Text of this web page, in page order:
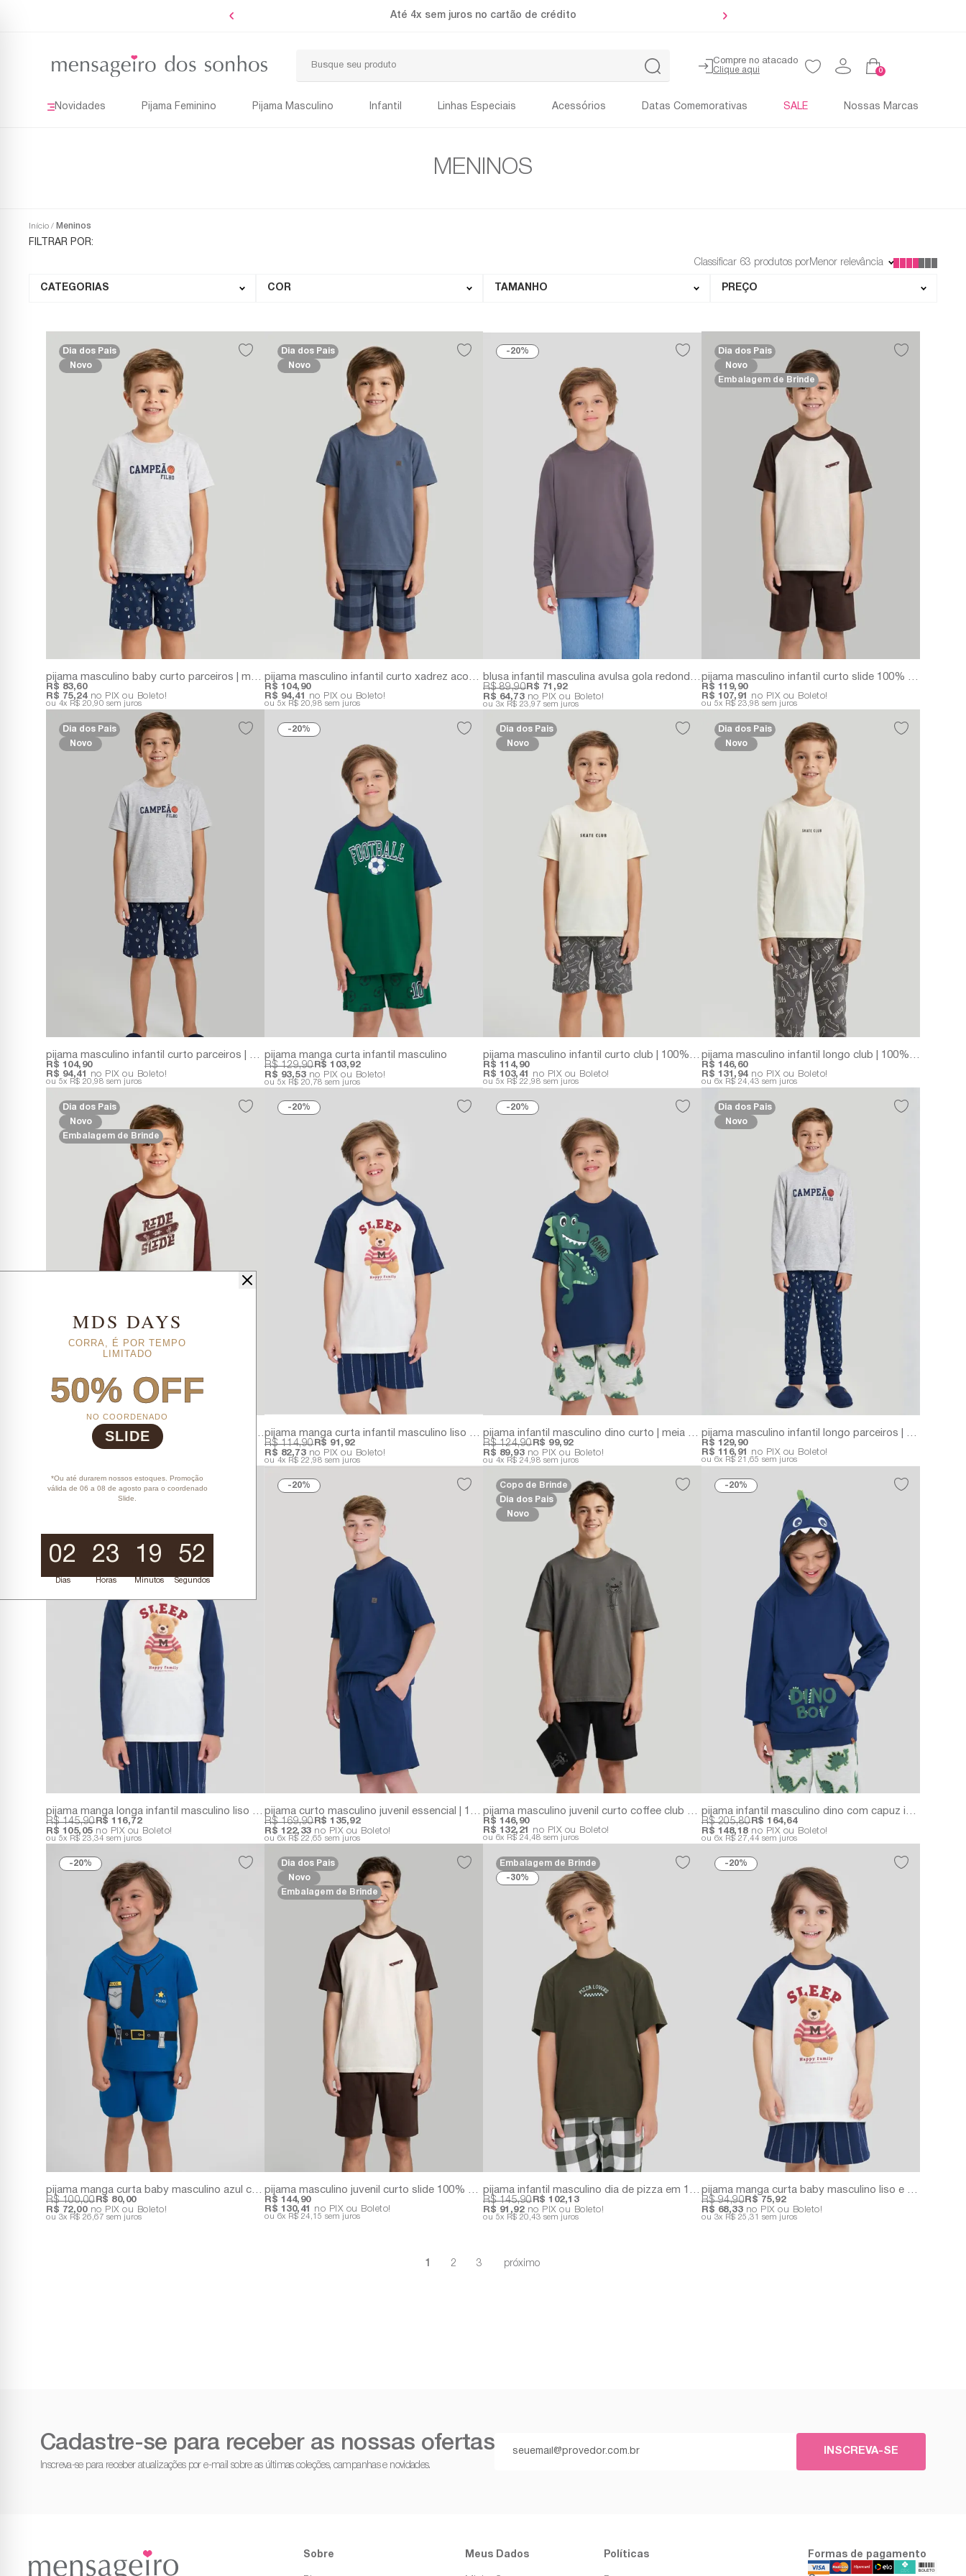
Até 4x sem juros no cartão de crédito
Compre no atacado
0
Novidades Pijama Feminino Pijama Masculino Infantil Linhas Especiais Acessórios Datas Comemorativas SALE Nossas Marcas
MENINOS
Início Meninos
Classificar 63 produtos porMenor relevância
CATEGORIAS COR TAMANHO PREÇO
Dia dos Pais
Novo
pijama masculino baby curto parceiros | meia malha com estampa exclusiva
R$ 75,24no PIX ou Boleto!
R$ 83,60
4x R$ 20,90 sem juros
Dia dos Pais
Novo
pijama masculino infantil curto xadrez aconchego | 100% algodão
R$ 94,41 no PIX ou Boleto!
R$ 104,90
5x R$ 20,98 sem juros
20%
blusa infantil masculina avulsa gola redonda aquece coração | malha peluciada
R$ 64,73no PIX ou Boleto!
R$ 89,90 R$ 71,92
3x R$ 23,97 sem juros
Dia dos Pais
Novo
Embalagem de Brinde
pijama masculino infantil curto slide 100% algodão | acompanha embalagem personalizada
R$ 107,91 no PIX ou Boleto!
R$ 119,90
5x R$ 23,98 sem juros
Dia dos Pais
Novo
pijama masculino infantil curto parceiros | meia malha com estampa exclusiva
R$ 94,41 no PIX ou Boleto!
R$ 104,90
5x R$ 20,98 sem juros
20%
pijama manga curta infantil masculino
R$ 93,53no PIX ou Boleto!
R$ 129,90R$ 103,92
5x R$ 20,78 sem juros
Dia dos Pais
Novo
pijama masculino infantil curto club | 100% algodão com estampa exclusiva
R$ 103,41 no PIX ou Boleto!
R$ 114,90
5x R$ 22,98 sem juros
Dia dos Pais
Novo
pijama masculino infantil longo club | 100% algodão com estampa exclusiva
R$ 131,94no PIX ou Boleto!
R$ 146,60
6x R$ 24,43 sem juros
Dia dos Pais
Novo
Embalagem de Brinde
pijama masculino infantil longo slide 100% algodão | acompanha embalagem personalizada
20%
pijama manga curta infantil masculino liso e estampado
R$ 82,73no PIX ou Boleto!
R$ 114,90R$ 91,92
4x R$ 22,98 sem juros
20%
pijama infantil masculino dino curto | meia malha
R$ 89,93no PIX ou Boleto!
R$ 124,90R$ 99,92
4x R$ 24,98 sem juros
Dia dos Pais
Novo
pijama masculino infantil longo parceiros | meia malha com estampa exclusiva
R$ 116,91 no PIX ou Boleto!
R$ 129,90
6x R$ 21,65 sem juros
20%
pijama manga longa infantil masculino liso e estampado
R$ 105,05no PIX ou Boleto!
R$ 145,90R$ 116,72
5x R$ 23,34 sem juros
20%
pijama curto masculino juvenil essencial | 100% algodão
R$ 122,33no PIX ou Boleto!
R$ 169,90R$ 135,92
6x R$ 22,65 sem juros
Copo de Brinde
Dia dos Pais
Novo
pijama masculino juvenil curto coffee club em 100% algodão | acompanha copo para café personalizado
R$ 132,21 no PIX ou Boleto!
R$ 146,90
6x R$ 24,48 sem juros
20%
pijama infantil masculino dino com capuz interativo | moletinho e meia malha
R$ 148,18no PIX ou Boleto!
R$ 205,80R$ 164,64
6x R$ 27,44 sem juros
20%
R$ 72,00no PIX ou Boleto!
R$ 100,00R$ 80,00
3x R$ 26,67 sem juros
Dia dos Pais
Novo
Embalagem de Brinde
R$ 130,41 no PIX ou Boleto!
R$ 144,90
6x R$ 24,15 sem juros
30%
Embalagem de Brinde
R$ 91,92no PIX ou Boleto!
R$ 145,90R$ 102,13
5x R$ 20,43 sem juros
20%
R$ 68,33no PIX ou Boleto!
R$ 94,90 R$ 75,92
3x R$ 25,31 sem juros
1 2 3
Cadastre-se para receber as nossas ofertas
Inscreva-se para receber atualizações por e-mail sobre as últimas coleções, campanhas e novidades.
INSCREVA-SE
Sobre Meus Dados Políticas Formas de pagamento
MDS DAYS
CORRA, É POR TEMPO
LIMITADO
50% OFF
NO COORDENADO
SLIDE
*Ou até durarem nossos estoques. Promoção
válida de 06 a 08 de agosto para o coordenado
Slide.
02
Dias
23
Horas
19
Minutos
50
Segundos